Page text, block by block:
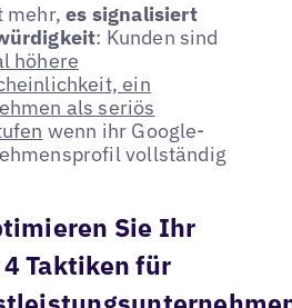
mehr,es signalisiert
: Kunden sind
höhere
ein
als seriös
wenn ihr Google-
vollständig
Sie Ihr
4 Taktiken für